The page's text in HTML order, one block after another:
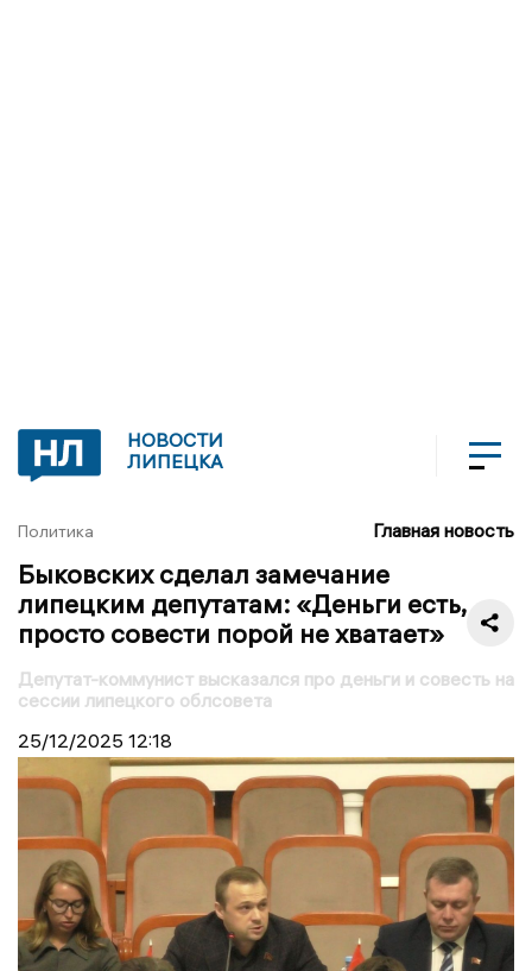
НОВОСТИ
ЛИПЕЦКА
Политика Главная новость
Быковских сделал замечание
липецким депутатам: «Деньги есть,
просто совести порой не хватает»
Депутат-коммунист высказался про деньги и совесть на
сессии липецкого облсовета
25/12/2025 12:18